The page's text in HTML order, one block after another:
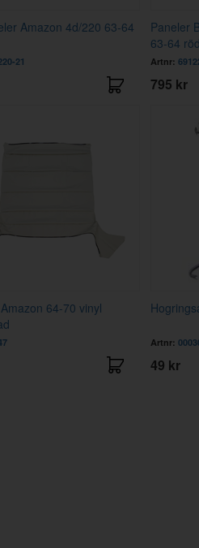
Amazon 4d/220 63-64
21
Paneler
63-64 röd
Artnr:
795 kr
64-70 vinyl
Artnr:
49 kr